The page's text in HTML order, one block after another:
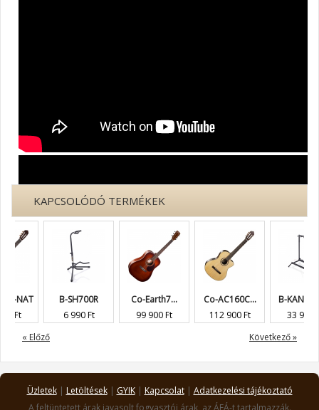
KAPCSOLÓDÓ TERMÉKEK
« Előző
B-SH700R
6 990 Ft
Co-Earth7...
99 900 Ft
Co-AC160C...
112 900 Ft
B-KANGA05N
33 900 Ft
Következő »
Üzletek| Letöltések| GYIK| Kapcsolat| Adatkezelési tájékoztató
A feltüntetett árak javasolt fogyasztói árak, az ÁFÁ-t tartalmazzák.